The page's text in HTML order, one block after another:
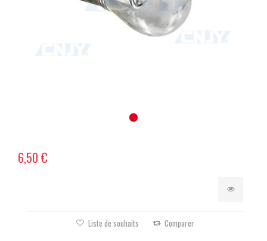
6,50 €
Liste de souhaits Comparer